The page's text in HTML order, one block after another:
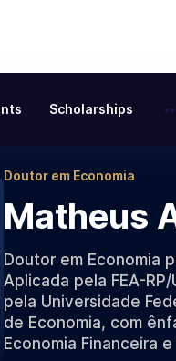
Scholarships
Doutor em Economia
Matheus
Doutor em Economia
Aplicada pela FEA-
pela Universidade
de Economia, com
Economia Financeira